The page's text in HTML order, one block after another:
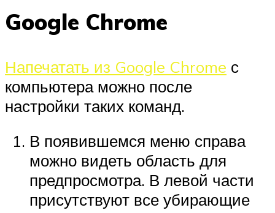
Google Chrome
Напечатать из Google Chrome с
компьютера можно после
настройки таких команд.
В появившемся меню справа
можно видеть область для
предпросмотра. В левой части
присутствуют все убирающие